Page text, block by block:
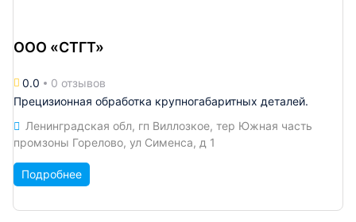
ООО «СТГТ»
0.0
0 отзывов
Прецизионная обработка крупногабаритных деталей.
Ленинградская обл, гп Виллозкое, тер Южная часть
промзоны Горелово, ул Сименса, д 1
Подробнее